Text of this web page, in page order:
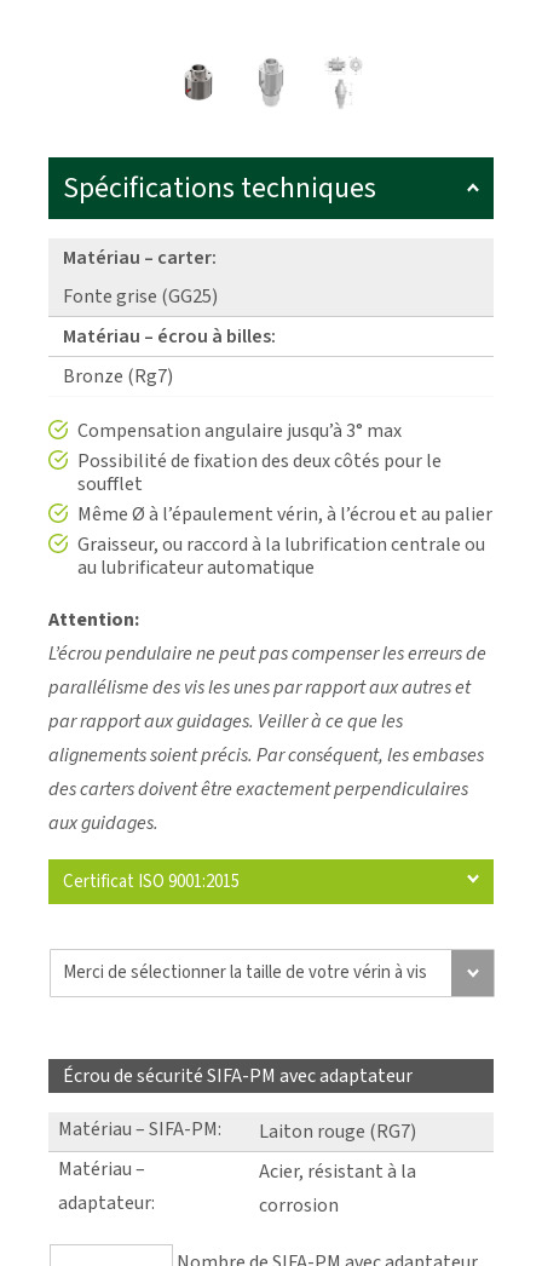
Spécifications techniques
Matériau – carter:
Fonte grise (GG25)
Matériau – écrou à billes:
Bronze (Rg7)
Compensation angulaire jusqu’à 3° max
Possibilité de fixation des deux côtés pour le
soufflet
Même Ø à l’épaulement vérin, à l’écrou et au palier
Graisseur, ou raccord à la lubrification centrale ou
au lubrificateur automatique
Attention:
L’écrou pendulaire ne peut pas compenser les erreurs de
parallélisme des vis les unes par rapport aux autres et
par rapport aux guidages. Veiller à ce que les
alignements soient précis. Par conséquent, les embases
des carters doivent être exactement perpendiculaires
aux guidages.
Certificat ISO 9001:2015
Écrou de sécurité SIFA-PM avec adaptateur
Matériau – SIFA-PM:
Laiton rouge (RG7)
Matériau –
adaptateur:
Acier, résistant à la
corrosion